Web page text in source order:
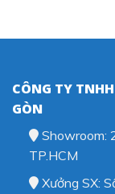
CÔNG TY
GÒN
Showroom:
TP.HCM
Xưởng SX: